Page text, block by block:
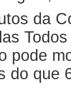
da
pode
do que